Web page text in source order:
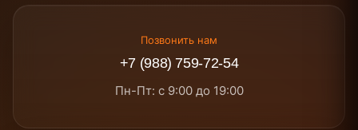
Позвонить нам
+7 (988) 759-72-54
Пн-Пт: с 9:00 до 19:00